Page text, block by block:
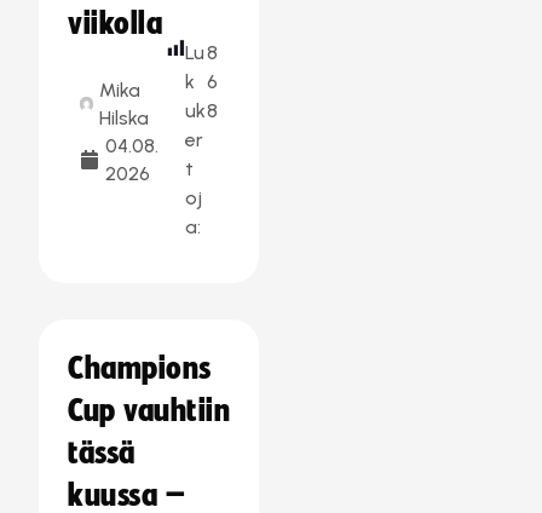
viikolla
Mika
Hilska
04.08.
2026
Lu
k
uk
er
t
oj
a:
8
6
8
Champions
Cup vauhtiin
tässä
kuussa –